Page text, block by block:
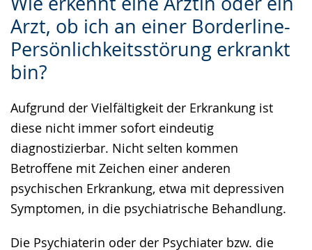
Arzt, ob ich an einer Borderline-
Persönlichkeitsstörung erkrankt
bin?
Aufgrund der Vielfältigkeit der Erkrankung ist
diese nicht immer sofort eindeutig
diagnostizierbar. Nicht selten kommen
Betroffene mit Zeichen einer anderen
psychischen Erkrankung, etwa mit depressiven
Symptomen, in die psychiatrische Behandlung.
Die Psychiaterin oder der Psychiater bzw. die
Leichten
Sprache
wechseln.
Audio-
Unterstützung.
Video
in
Deutscher
Gebärdensprache
angezeigt.